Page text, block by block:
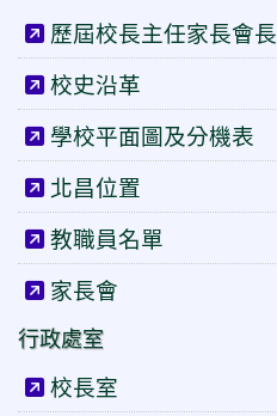
歷屆校長主任家長會長
校史沿革
學校平面圖及分機表
北昌位置
教職員名單
家長會
行政處室
校長室